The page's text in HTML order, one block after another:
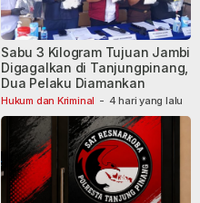
Hukum dan Kriminal - 4 hari yang lalu
Sabu 3 Kilogram Tujuan Jambi
Digagalkan di Tanjungpinang,
Dua Pelaku Diamankan